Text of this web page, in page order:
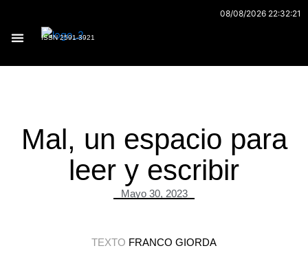
contenido
08/08/2026 22:32:21
ISSN 2591-3921
Mal, un espacio para
leer y escribir
Mayo 30, 2023
TEXTO FRANCO GIORDA